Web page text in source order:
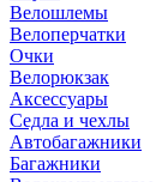
Велошлемы
Велоперчатки
Очки
Велорюкзак
Аксессуары
Седла и чехлы
Автобагажники
Багажники